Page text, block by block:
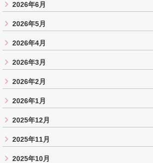
2026年6月
2026年5月
2026年4月
2026年3月
2026年2月
2026年1月
2025年12月
2025年11月
2025年10月